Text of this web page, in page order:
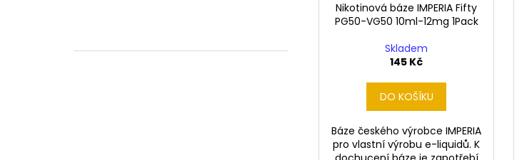
Nikotinová báze IMPERIA Fifty
PG50-VG50 10ml-12mg 1Pack
Skladem
145 Kč
DO KOŠÍKU
Báze českého výrobce IMPERIA
pro vlastní výrobu e-liquidů. K